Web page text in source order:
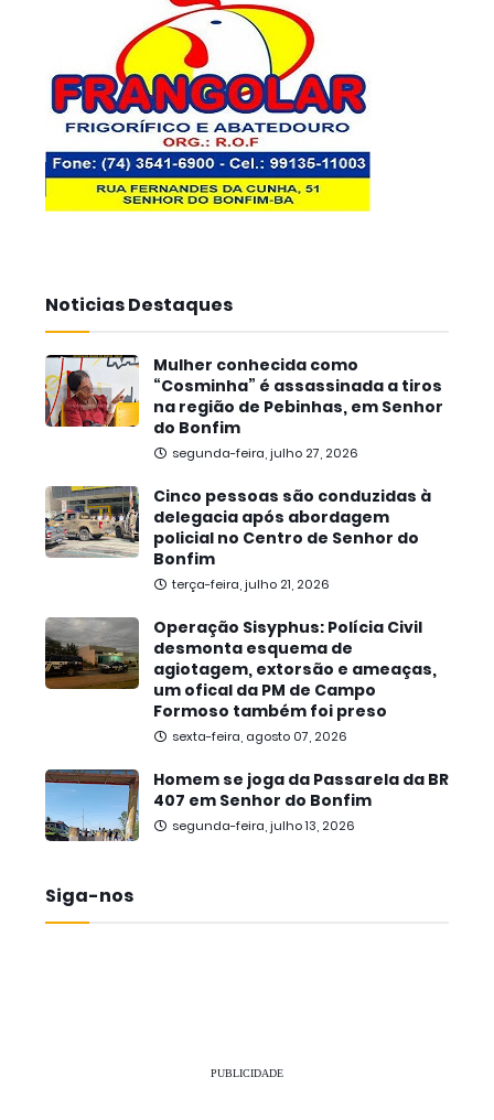
Noticias Destaques
Mulher conhecida como
“Cosminha” é assassinada a tiros
na região de Pebinhas, em Senhor
do Bonfim
segunda-feira, julho 27, 2026
Cinco pessoas são conduzidas à
delegacia após abordagem
policial no Centro de Senhor do
Bonfim
terça-feira, julho 21, 2026
Operação Sisyphus: Polícia Civil
desmonta esquema de
agiotagem, extorsão e ameaças,
um ofical da PM de Campo
Formoso também foi preso
sexta-feira, agosto 07, 2026
Homem se joga da Passarela da BR
407 em Senhor do Bonfim
segunda-feira, julho 13, 2026
Siga-nos
PUBLICIDADE